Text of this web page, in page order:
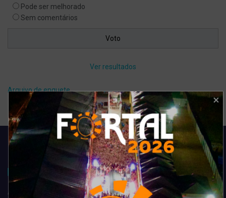
Pode ser melhorado
Sem comentários
Ver resultados
Arquivo de enquete
Acompanhe todas as novidades do entretenimento na região de